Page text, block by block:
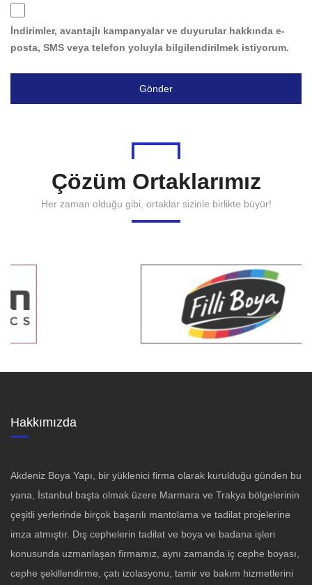
İndirimler, avantajlı kampanyalar ve duyurular hakkında e-
posta, SMS veya telefon yoluyla bilgilendirilmek istiyorum.
Gönder
Çözüm Ortaklarımız
Her zaman olduğu gibi, ortaklar sizinle birlikte büyür!
Hakkımızda
Akdeniz Boya Yapı, bir yüklenici firma olarak kurulduğu günden bu
yana, İstanbul başta olmak üzere Marmara ve Trakya bölgelerinin
çeşitli yerlerinde birçok başarılı mantolama ve tadilat projelerine
imza atmıştır. Dış cephelerin tadilat ve boya ve badana işleri
konusunda uzmanlaşan firmamız, aynı zamanda iç cephe boyası,
cephe şekillendirme, çatı izolasyonu, tamir ve bakım hizmetlerini